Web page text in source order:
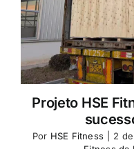
Projeto HSE
Por HSE Fitness 2